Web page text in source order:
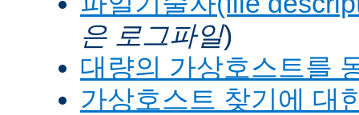
은 로그파일)
대량의 가상호스트를
가상호스트 찾기에 대